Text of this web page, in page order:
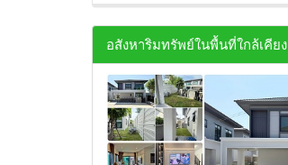
อสังหาริมทรัพย์ในพื้นที่ใกล้เคียง